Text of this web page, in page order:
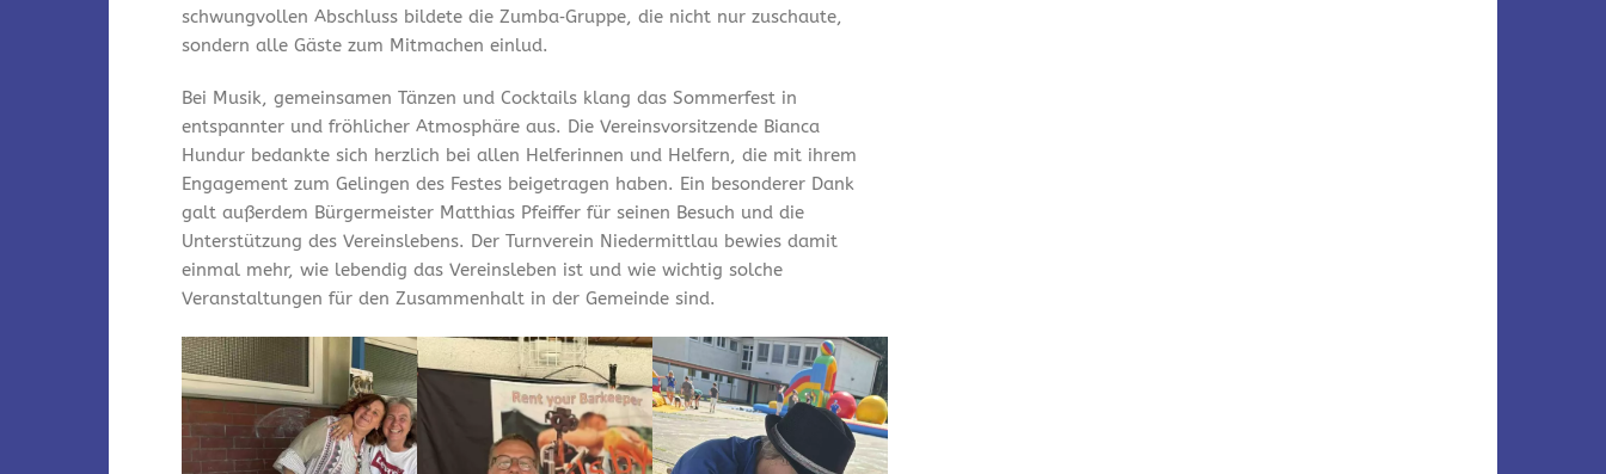
schwungvollen Abschluss bildete die Zumba‑Gruppe, die nicht nur zuschaute,
sondern alle Gäste zum Mitmachen einlud.
Bei Musik, gemeinsamen Tänzen und Cocktails klang das Sommerfest in
entspannter und fröhlicher Atmosphäre aus. Die Vereinsvorsitzende Bianca
Hundur bedankte sich herzlich bei allen Helferinnen und Helfern, die mit ihrem
Engagement zum Gelingen des Festes beigetragen haben. Ein besonderer Dank
galt außerdem Bürgermeister Matthias Pfeiffer für seinen Besuch und die
Unterstützung des Vereinslebens. Der Turnverein Niedermittlau bewies damit
einmal mehr, wie lebendig das Vereinsleben ist und wie wichtig solche
Veranstaltungen für den Zusammenhalt in der Gemeinde sind.